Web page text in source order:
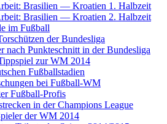
Brasilien — Kroatien 1. Halbzeit
Brasilien — Kroatien 2. Halbzeit
im Fußball
der Bundesliga
nach Punkteschnitt in der Bundesliga
zur WM 2014
Fußballstadien
bei Fußball-WM
Fußball-Profis
in der Champions League
der WM 2014